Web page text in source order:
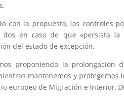
con la propuesta, los controles
en caso de que «persista la
del estado de excepción.
proponiendo la prolongación
mantenemos y protegemos
europeo de Migración e Interior,